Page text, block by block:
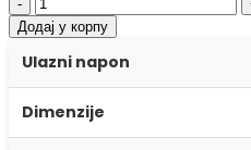
-
Додај у корпу
Ulazni napon
Dimenzije